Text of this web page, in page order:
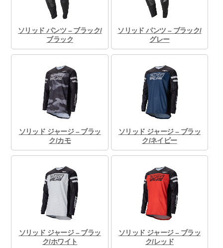
ソリッド パンツ – ブラック/
ブラック
ソリッド パンツ – ブラック/
グレー
ソリッド ジャージ – ブラッ
ク/カモ
ソリッド ジャージ – ブラッ
ク/ネイビー
ソリッド ジャージ – ブラッ
ク/ホワイト
ソリッド ジャージ – ブラッ
ク/レッド